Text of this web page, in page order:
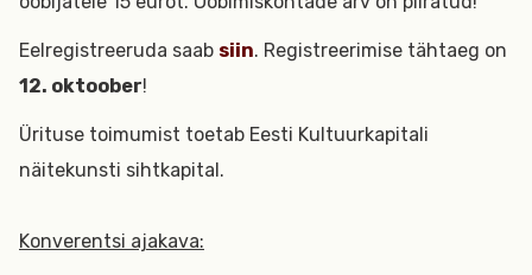
Eelregistreeruda saab siin. Registreerimise tähtaeg on
12. oktoober!
Ürituse toimumist toetab Eesti Kultuurkapitali
näitekunsti sihtkapital.
Konverentsi ajakava: